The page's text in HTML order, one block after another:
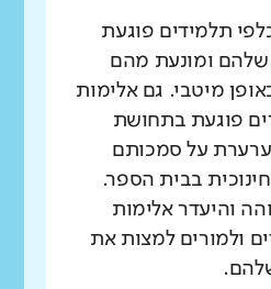
תלמידים פוגעת
ומונעת מהם
מיטבי. גם אלימות
פוגעת בתחושת
על סמכותם
בבית הספר.
והיעדר אלימות
ולמורים למצות את